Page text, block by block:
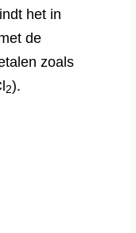
het in
de
zoals
2).